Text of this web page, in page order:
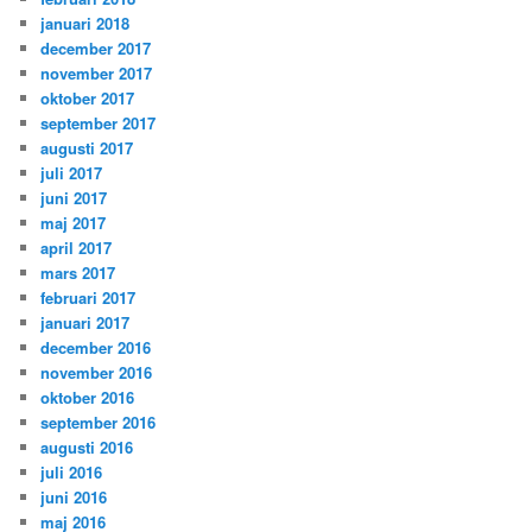
januari 2018
december 2017
november 2017
oktober 2017
september 2017
augusti 2017
juli 2017
juni 2017
maj 2017
april 2017
mars 2017
februari 2017
januari 2017
december 2016
november 2016
oktober 2016
september 2016
augusti 2016
juli 2016
juni 2016
maj 2016